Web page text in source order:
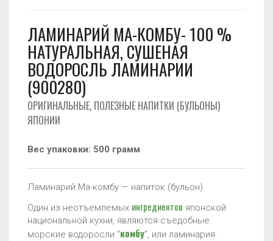
Японские продукты питания
Оформление заказа
Возврат товара
Где купить
Где купить
Доставка и оплата
История заказов
Карта сайта
Корзина Личный кабинет
Новинки
Связаться с нами
ЛАМИНАРИЙ МА-КОМБУ- 100 %
НАТУРАЛЬНАЯ, СУШЕНАЯ
ВОДОРОСЛЬ ЛАМИНАРИИ
(900280)
ОРИГИНАЛЬНЫЕ, ПОЛЕЗНЫЕ НАПИТКИ (БУЛЬОНЫ)
ЯПОНИИ
Вес упаковки: 500 грамм
Ламинарий Ма-комбу — напиток (бульон).
Один из неотъемлемых ингредиентов японской
национальной кухни, являются съедобные
морские водоросли “комбу”, или ламинария.